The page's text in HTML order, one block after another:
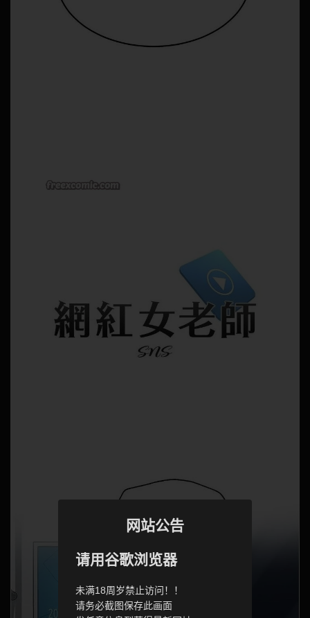
网站公告
请用谷歌浏览器
未满18周岁禁止访问！！
请务必截图保存此画面